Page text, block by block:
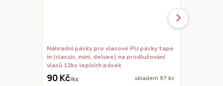
Náhradní pásky pro vlasové PU pásky tape
in (classic, mini, deluxe) na prodlužování
vlasů 12ks lepících pásek
90 Kč/ks skladem 97 ks